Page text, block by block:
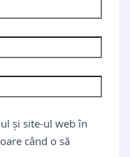
și site-ul web în
când o să